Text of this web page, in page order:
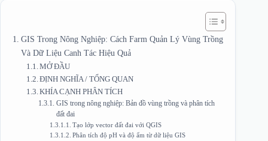
GIS Trong Nông Nghiệp: Cách Farm Quản Lý Vùng Trồng
Và Dữ Liệu Canh Tác Hiệu Quả
MỞ ĐẦU
ĐỊNH NGHĨA / TỔNG QUAN
KHÍA CẠNH PHÂN TÍCH
GIS trong nông nghiệp: Bản đồ vùng trồng và phân tích
đất đai
Tạo lớp vector đất đai với QGIS
Phân tích độ pH và độ ẩm từ dữ liệu GIS